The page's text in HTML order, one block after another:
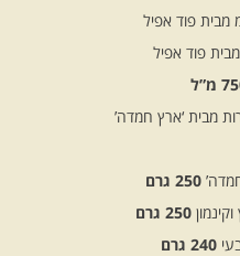
פוד אפיל
מ”ל
250 גרם
250 גרם
240 גרם